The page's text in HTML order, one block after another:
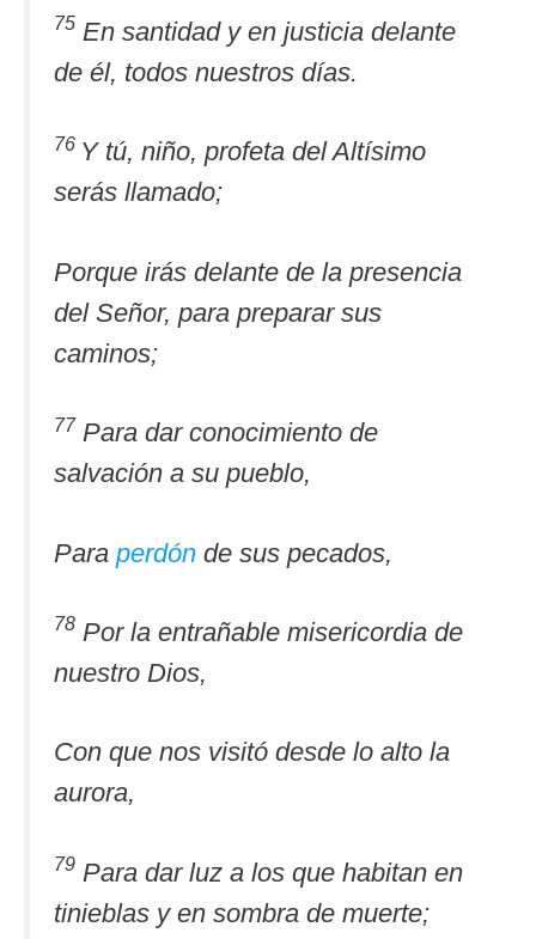
75 En santidad y en justicia delante
de él, todos nuestros días.
76 Y tú, niño, profeta del Altísimo
serás llamado;
Porque irás delante de la presencia
del Señor, para preparar sus
caminos;
77 Para dar conocimiento de
salvación a su pueblo,
Para perdón de sus pecados,
78 Por la entrañable misericordia de
nuestro Dios,
Con que nos visitó desde lo alto la
aurora,
79 Para dar luz a los que habitan en
tinieblas y en sombra de muerte;